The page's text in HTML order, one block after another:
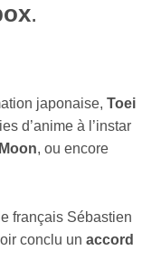
.
japonaise, Toei
d’anime à l’instar
, ou encore
français Sébastien
conclu un accord